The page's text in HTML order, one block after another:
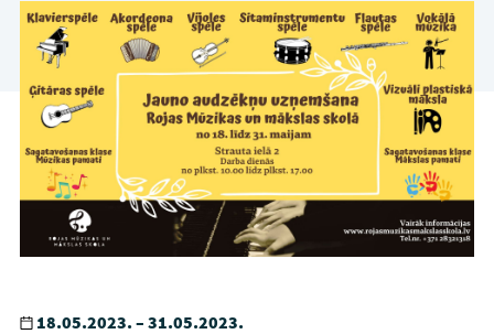
18.05.2023. – 31.05.2023.